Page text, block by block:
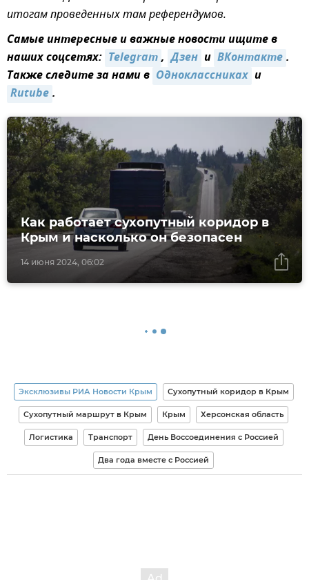
итогам проведенных там референдумов.
Самые интересные и важные новости ищите в
наших соцсетях: Telegram, Дзен и ВКонтакте.
Также следите за нами в Одноклассниках и
Rutube.
14 июня 2024, 06:02
Как работает сухопутный коридор в
Крым и насколько он безопасен
Эксклюзивы РИА Новости Крым Сухопутный коридор в Крым
Сухопутный маршрут в Крым Крым Херсонская область
Логистика Транспорт День Воссоединения с Россией
Два года вместе с Россией